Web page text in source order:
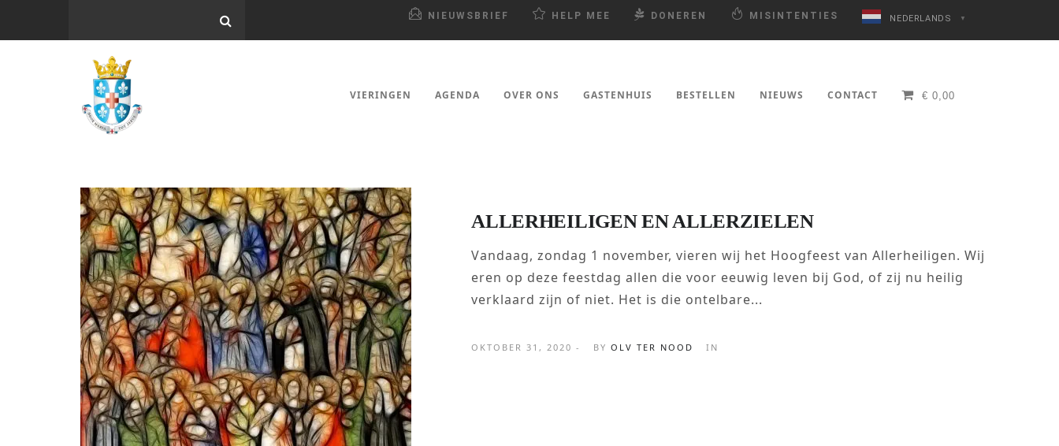
NIEUWSBRIEF HELP MEE DONEREN MISINTENTIES NEDERLANDS ▼
VIERINGEN AGENDA OVER ONS GASTENHUIS BESTELLEN NIEUWS CONTACT € 0,00
ALLERHEILIGEN EN ALLERZIELEN
Vandaag, zondag 1 november, vieren wij het Hoogfeest van Allerheiligen. Wij
eren op deze feestdag allen die voor eeuwig leven bij God, of zij nu heilig
verklaard zijn of niet. Het is die ontelbare...
OKTOBER 31, 2020 - BYOLV TER NOOD IN